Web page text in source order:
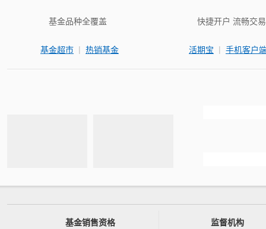
基金品种全覆盖
基金超市 | 热销基金
快捷开户 流畅交易
活期宝 | 手机客户
基金销售资格 监督机构